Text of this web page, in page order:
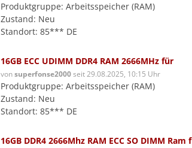
Produktgruppe: Arbeitsspeicher (RAM)
Zustand: Neu
Standort: 85*** DE
16GB ECC UDIMM DDR4 RAM 2666MHz für
vonsuperfonse2000seit 29.08.2025, 10:15 Uhr
Produktgruppe: Arbeitsspeicher (RAM)
Zustand: Neu
Standort: 85*** DE
16GB DDR4 2666Mhz RAM ECC SO DIMM Ram f